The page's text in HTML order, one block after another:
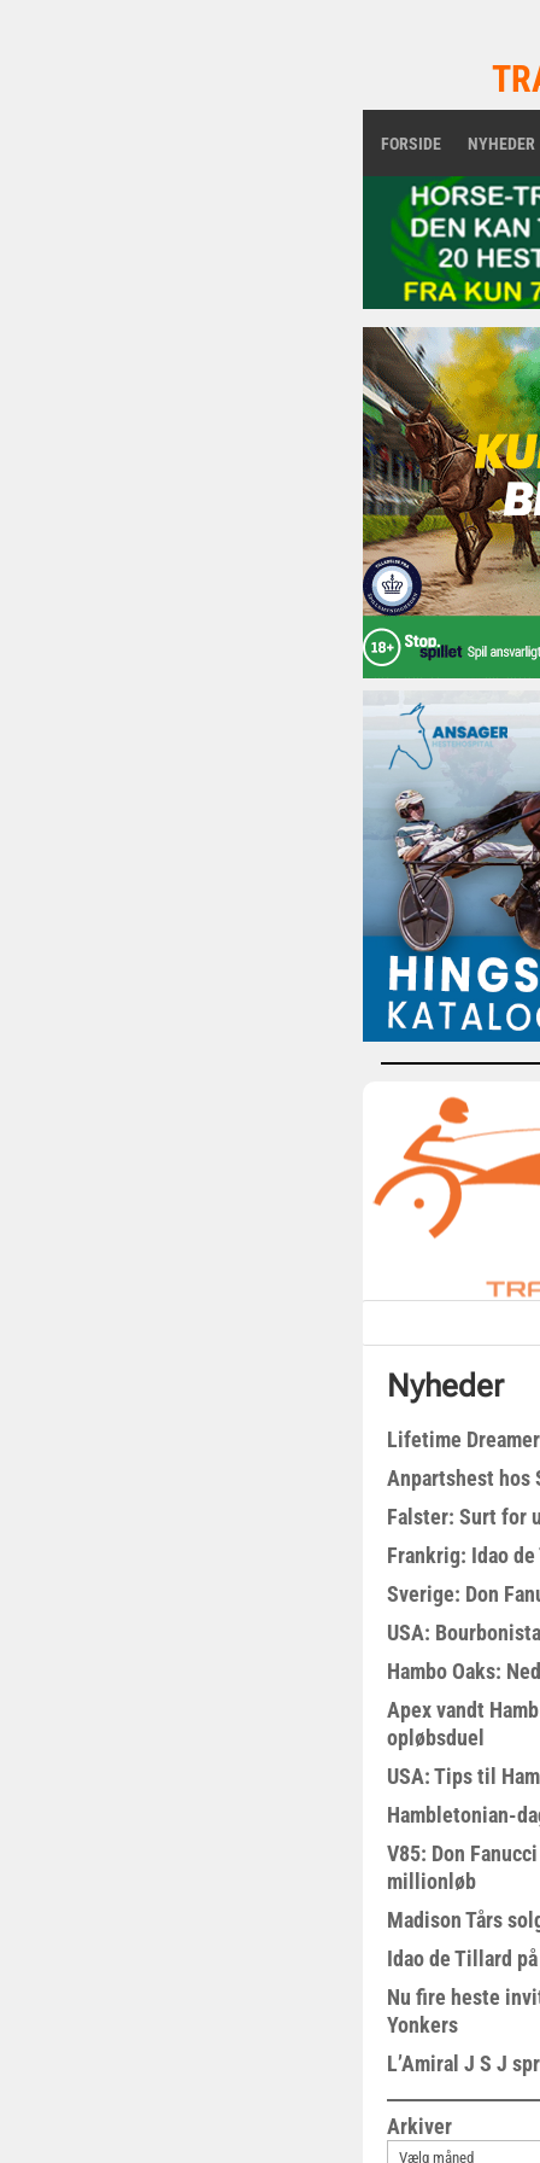
FORSIDE NYHEDER
Nyheder
Lifetime
Anpartshest hos
Falster: Surt for
Frankrig: Idao
Sverige: Don
USA:
Hambo Oaks:
Apex vandt
opløbsduel
USA: Tips til
Hambletonian-
V85: Don
millionløb
Madison Tårs
Idao de Tillard
Nu fire heste
Yonkers
L’Amiral J S J
Arkiver